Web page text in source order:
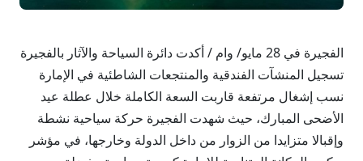
الفجيرة في 28 مايو/ وام / أكدت دائرة السياحة والآثار بالفجيرة
تسجيل المنشآت الفندقية والمنتجعات الشاطئية في الإمارة
نسب إشغال مرتفعة قاربت السعة الكاملة خلال عطلة عيد
الأضحى المبارك، حيث شهدت الفجيرة حركة سياحية نشطة
وإقبالا متزايدا من الزوار من داخل الدولة وخارجها، في مؤشر